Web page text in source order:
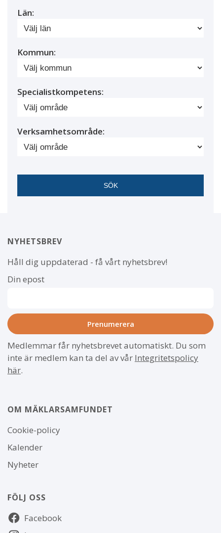
Län:
Kommun:
Specialistkompetens:
Verksamhetsområde:
NYHETSBREV
Håll dig uppdaterad - få vårt nyhetsbrev!
Din epost
Medlemmar får nyhetsbrevet automatiskt. Du som
inte är medlem kan ta del av vår Integritetspolicy
här.
OM MÄKLARSAMFUNDET
Om
webbplatsen
Cookie-policy
Kalender
Nyheter
FÖLJ OSS
Följ
oss Facebook